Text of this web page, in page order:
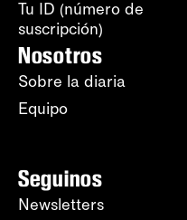
Tu ID (número de
suscripción)
Nosotros
Sobre la diaria
Equipo
Seguinos
Newsletters